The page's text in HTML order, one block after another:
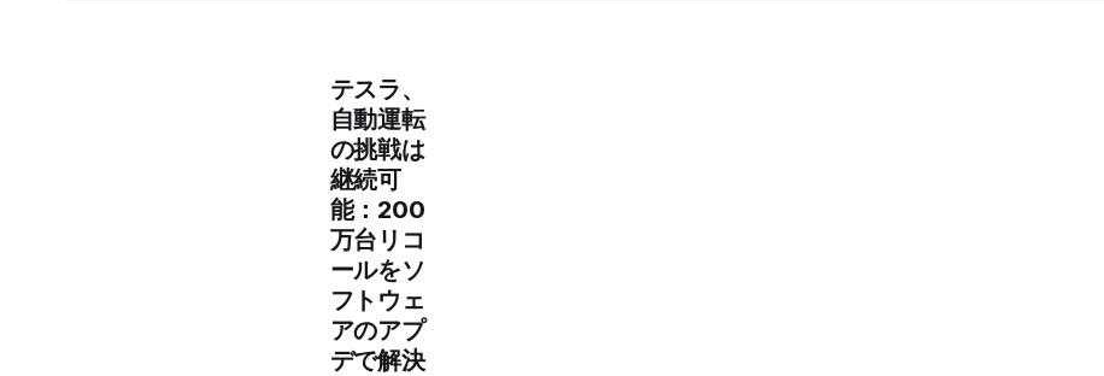
テスラ、
自動運転
の挑戦は
継続可
能：200
万台リコ
ールをソ
フトウェ
アのアプ
デで解決